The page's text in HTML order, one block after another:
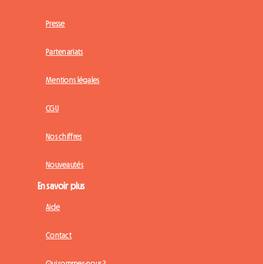
Presse
Partenariats
Mentions légales
CGU
Nos chiffres
Nouveautés
En savoir plus
Aide
Contact